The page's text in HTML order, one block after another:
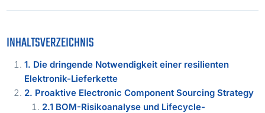
INHALTSVERZEICHNIS
1. Die dringende Notwendigkeit einer resilienten
Elektronik-Lieferkette
2. Proaktive Electronic Component Sourcing Strategy
2.1 BOM-Risikoanalyse und Lifecycle-